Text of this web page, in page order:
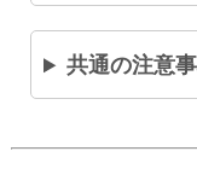
共通の注意